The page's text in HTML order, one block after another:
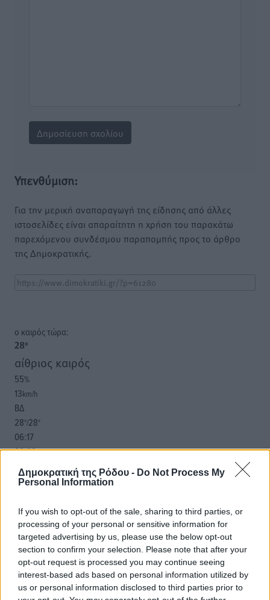
Δημοκρατική της Ρόδου - Do Not Process My
Personal Information
If you wish to opt-out of the sale, sharing to third parties, or
processing of your personal or sensitive information for
targeted advertising by us, please use the below opt-out
section to confirm your selection. Please note that after your
opt-out request is processed you may continue seeing
interest-based ads based on personal information utilized by
us or personal information disclosed to third parties prior to
Υπενθύμιση:
Για την μερική αναπαραγωγή της είδησης από άλλες
ιστοσελίδες είναι απαραίτητη η χρήση του παρακάτω
παρεχόμενου συνδέσμου παραπομπής προς το άρθρο
της Δημοκρατικής.
o καιρός τώρα:
28°
αίθριος καιρός
55%
13km/h
ΒΔ
28°/28°
06:17
20:08
πρόγνωση:
33°
28 °
ΣΑ
29°
ΚΥ
29°
ΔΕ